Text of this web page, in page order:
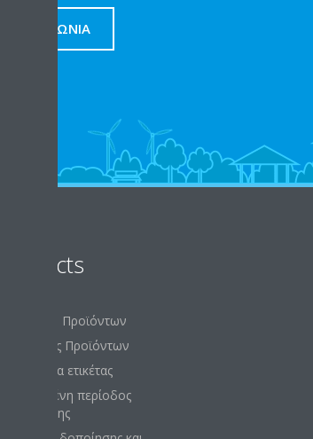
ΕΠΙΚΟΙΝΩΝΊΑ
Products
Αναζήτηση Προϊόντων
Κατηγορίες Προϊόντων
Δημιουργία ετικέτας
Καθορισμένη περίοδος
υποστήριξης